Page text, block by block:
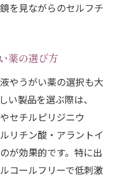
を見ながらのセルフチ
薬の選び方
やうがい薬の選択も大
い製品を選ぶ際は、
セチルピリジニウ
リチン酸・アラントイ
が効果的です。特に出
コールフリーで低刺激